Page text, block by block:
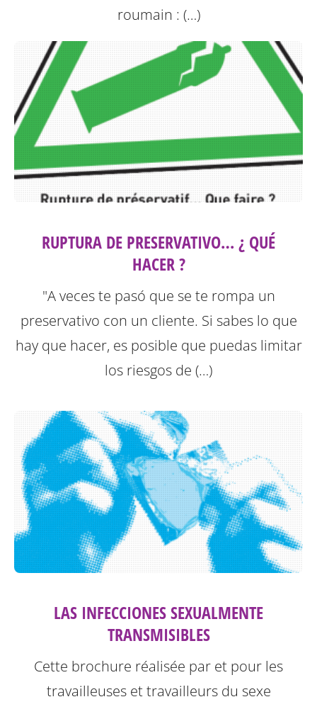
roumain : (…)
RUPTURA DE PRESERVATIVO… ¿ QUÉ
HACER ?
"A veces te pasó que se te rompa un
preservativo con un cliente. Si sabes lo que
hay que hacer, es posible que puedas limitar
los riesgos de (…)
LAS INFECCIONES SEXUALMENTE
TRANSMISIBLES
Cette brochure réalisée par et pour les
travailleuses et travailleurs du sexe